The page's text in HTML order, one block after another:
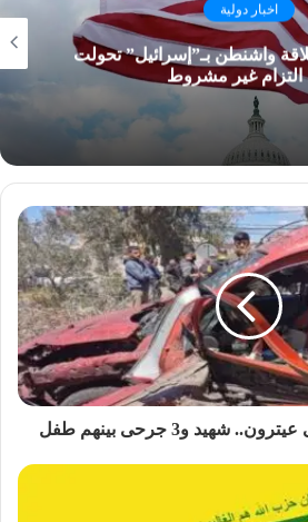
اخبار دولية
واشنطن بـ”إسرائيل” تحولت
التزام غير مشروط
شهيد و3 جرحى بينهم طفل